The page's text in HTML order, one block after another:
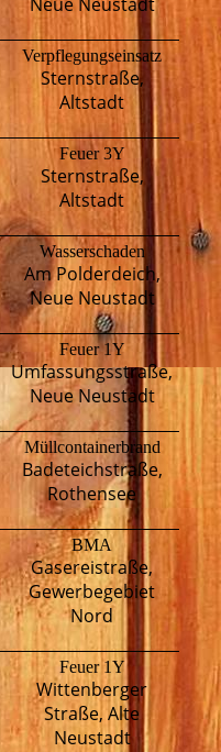
Verpflegungseinsatz
Sternstraße,
Altstadt
Feuer 3Y
Sternstraße,
Altstadt
Wasserschaden
Am Polderdeich,
Neue Neustadt
Feuer 1Y
Umfassungsstraße,
Neue Neustadt
Müllcontainerbrand
Badeteichstraße,
Rothensee
BMA
Gasereistraße,
Gewerbegebiet
Nord
Feuer 1Y
Wittenberger
Straße, Alte
Neustadt